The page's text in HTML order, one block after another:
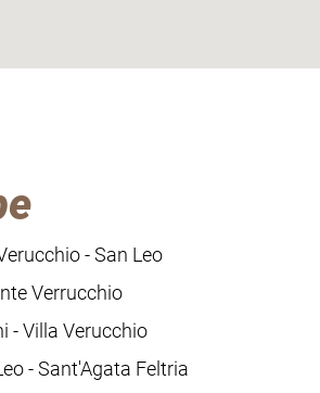
- San Leo
Verrucchio
- Villa Verucchio
- Sant'Agata Feltria